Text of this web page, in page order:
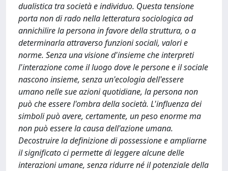
dualistica tra società e individuo. Questa tensione
porta non di rado nella letteratura sociologica ad
annichilire la persona in favore della struttura, o a
determinarla attraverso funzioni sociali, valori e
norme. Senza una visione d'insieme che interpreti
l'interazione come il luogo dove le persone e il sociale
nascono insieme, senza un'ecologia dell'essere
umano nelle sue azioni quotidiane, la persona non
può che essere l'ombra della società. L'influenza dei
simboli può avere, certamente, un peso enorme ma
non può essere la causa dell'azione umana.
Decostruire la definizione di possessione e ampliarne
il significato ci permette di leggere alcune delle
interazioni umane, senza ridurre né il potenziale della